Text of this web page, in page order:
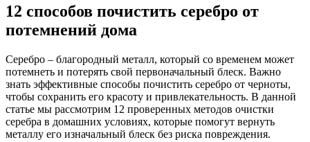
12 способов почистить серебро от
потемнений дома
Серебро – благородный металл, который со временем может
потемнеть и потерять свой первоначальный блеск. Важно
знать эффективные способы почистить серебро от черноты,
чтобы сохранить его красоту и привлекательность. В данной
статье мы рассмотрим 12 проверенных методов очистки
серебра в домашних условиях, которые помогут вернуть
металлу его изначальный блеск без риска повреждения.